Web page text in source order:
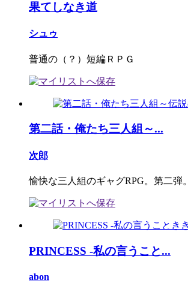
果てしなき道
シュゥ
普通の（？）短編ＲＰＧ
第二話・俺たち三人組～...
次郎
愉快な三人組のギャグRPG。第二弾。
PRINCESS -私の言うこと...
abon